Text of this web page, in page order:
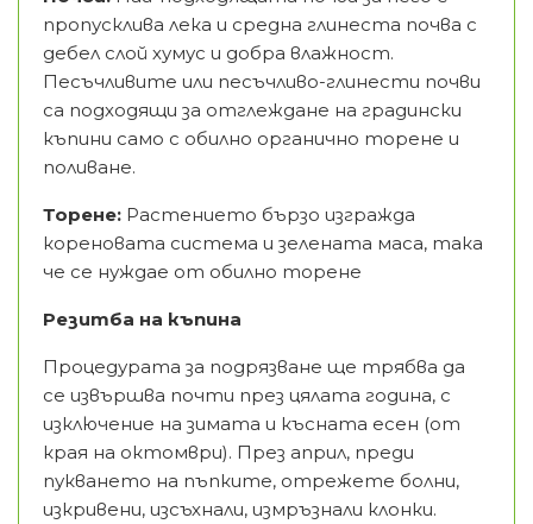
пропусклива лека и средна глинеста почва с
дебел слой хумус и добра влажност.
Песъчливите или песъчливо-глинести почви
са подходящи за отглеждане на градински
къпини само с обилно органично торене и
поливане.
Торене: Растението бързо изгражда
кореновата система и зелената маса, така
че се нуждае от обилно торене
Резитба на къпина
Процедурата за подрязване ще трябва да
се извършва почти през цялата година, с
изключение на зимата и късната есен (от
края на октомври). През април, преди
пукването на пъпките, отрежете болни,
изкривени, изсъхнали, измръзнали клонки.